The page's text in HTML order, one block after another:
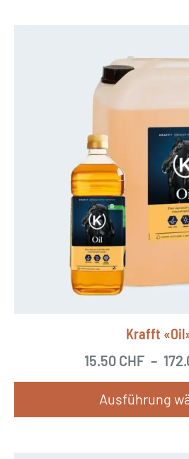
Krafft
15.50 CHF –
Ausführung